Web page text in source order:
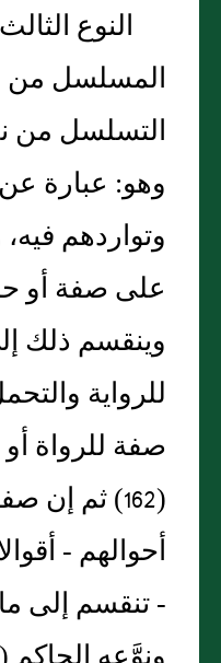
النوع
المسلسل من
التسلسل من
وهو‏:‏ عبارة عن
وتواردهم
على صفة أو
وينقسم ذلك
للرواية
صفة للرواة
‏(‏162‏)‏ ثم
أحوالهم -
- تنقسم إلى